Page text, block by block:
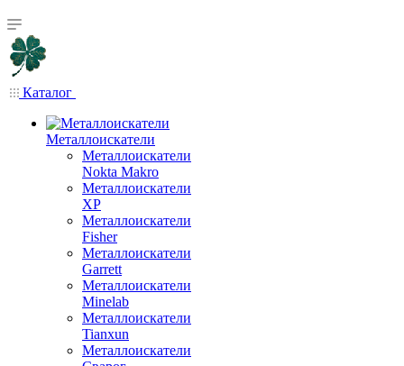
Каталог
Металлоискатели
Металлоискатели
Nokta Makro
Металлоискатели
XP
Металлоискатели
Fisher
Металлоискатели
Garrett
Металлоискатели
Minelab
Металлоискатели
Tianxun
Металлоискатели